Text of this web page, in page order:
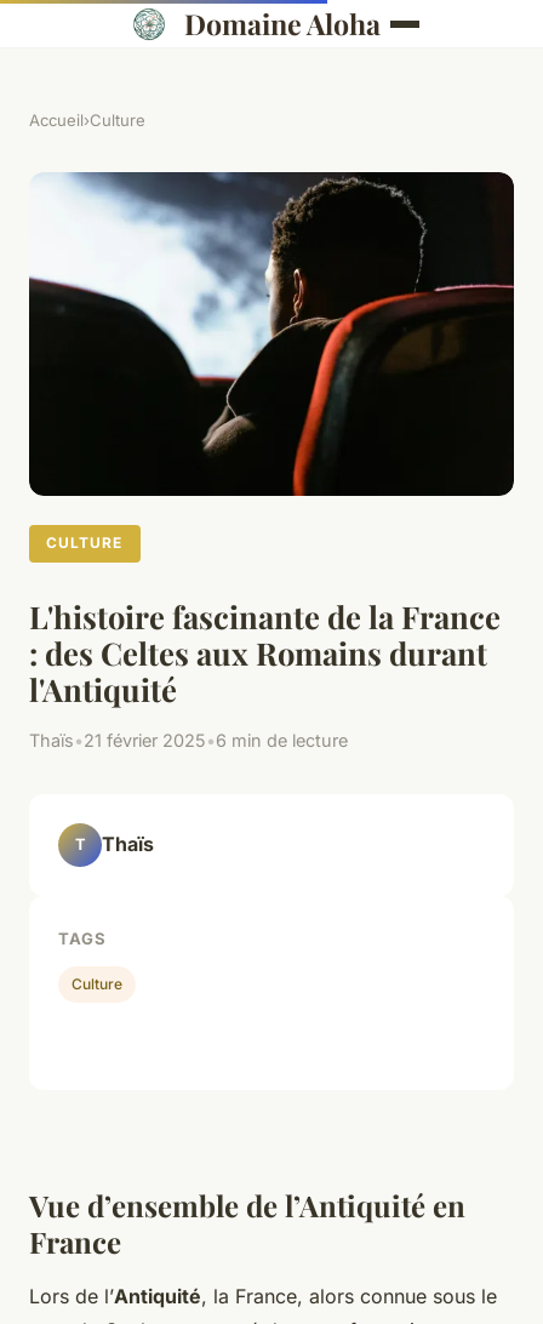
Domaine Aloha
Accueil›Culture
CULTURE
L'histoire fascinante de la France
: des Celtes aux Romains durant
l'Antiquité
Thaïs•21 février 2025•6 min de lecture
Vue d’ensemble de l’Antiquité en
France
Lors de l’Antiquité, la France, alors connue sous le
T Thaïs
TAGS
Culture